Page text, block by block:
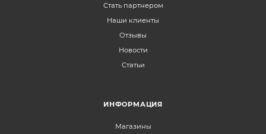
Стать партнером
Наши клиенты
Отзывы
Новости
Статьи
ИНФОРМАЦИЯ
Магазины